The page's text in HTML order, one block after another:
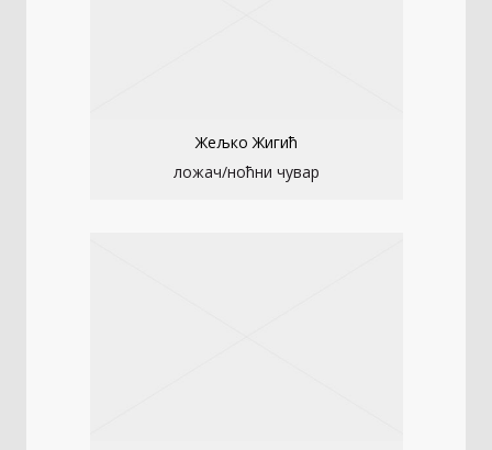
Жељко Жигић
ложач/ноћни чувар